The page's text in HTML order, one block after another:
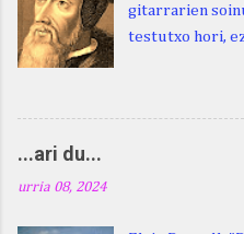
gitarrarien
testutxo hori,
justuri...) hitza
Kontua da,
...ari du...
urria 08, 2024